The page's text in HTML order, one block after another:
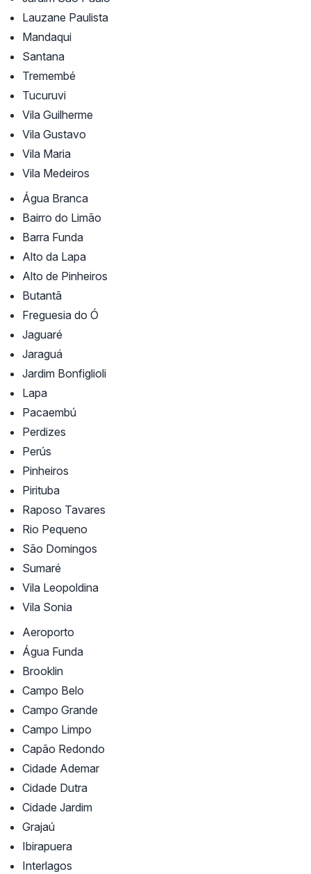
Lauzane Paulista
Mandaqui
Santana
Tremembé
Tucuruvi
Vila Guilherme
Vila Gustavo
Vila Maria
Vila Medeiros
Água Branca
Bairro do Limão
Barra Funda
Alto da Lapa
Alto de Pinheiros
Butantã
Freguesia do Ó
Jaguaré
Jaraguá
Jardim Bonfiglioli
Lapa
Pacaembú
Perdizes
Perús
Pinheiros
Pirituba
Raposo Tavares
Rio Pequeno
São Domingos
Sumaré
Vila Leopoldina
Vila Sonia
Aeroporto
Água Funda
Brooklin
Campo Belo
Campo Grande
Campo Limpo
Capão Redondo
Cidade Ademar
Cidade Dutra
Cidade Jardim
Grajaú
Ibirapuera
Interlagos